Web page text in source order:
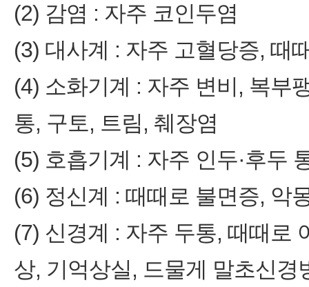
(2) 감염 : 자주 코인두염
(3) 대사계 : 자주 고혈당증, 때
(4) 소화기계 : 자주 변비, 복부
통, 구토, 트림, 췌장염
(5) 호흡기계 : 자주 인두·후두
(6) 정신계 : 때때로 불면증, 악
(7) 신경계 : 자주 두통, 때때로
상, 기억상실, 드물게 말초신경